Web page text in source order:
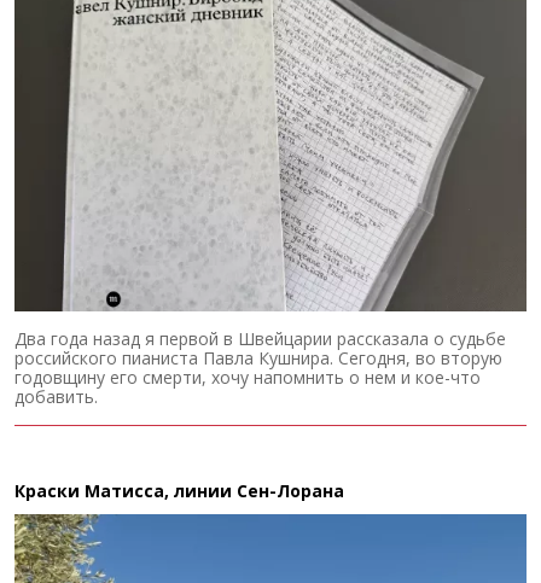
Два года назад я первой в Швейцарии рассказала о судьбе
российского пианиста Павла Кушнира. Сегодня, во вторую
годовщину его смерти, хочу напомнить о нем и кое-что
добавить.
Краски Матисса, линии Сен-Лорана